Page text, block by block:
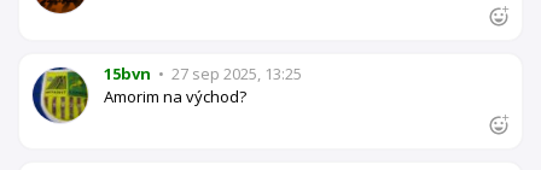
15bvn • 27 sep 2025, 13:25
Amorim na východ?